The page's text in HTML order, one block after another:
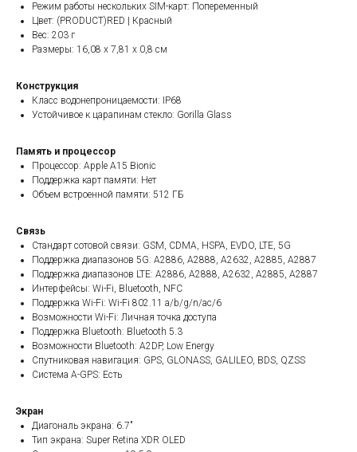
Режим работы нескольких SIM-карт: Попеременный
Цвет: (PRODUCT)RED | Красный
Вес: 203 г
Размеры: 16,08 x 7,81 x 0,8 см
Конструкция
Класс водонепроницаемости: IP68
Устойчивое к царапинам стекло: Gorilla Glass
Память и процессор
Процессор: Apple A15 Bionic
Поддержка карт памяти: Нет
Объем встроенной памяти: 512 ГБ
Связь
Стандарт сотовой связи: GSM, CDMA, HSPA, EVDO, LTE, 5G
Поддержка диапазонов 5G: A2886, A2888, A2632, A2885, A2887
Поддержка диапазонов LTE: A2886, A2888, A2632, A2885, A2887
Интерфейсы: Wi-Fi, Bluetooth, NFC
Поддержка Wi-Fi: Wi-Fi 802.11 a/b/g/n/ac/6
Возможности Wi-Fi: Личная точка доступа
Поддержка Bluetooth: Bluetooth 5.3
Возможности Bluetooth: A2DP, Low Energy
Спутниковая навигация: GPS, GLONASS, GALILEO, BDS, QZSS
Система A-GPS: Есть
Экран
Диагональ экрана: 6.7"
Тип экрана: Super Retina XDR OLED